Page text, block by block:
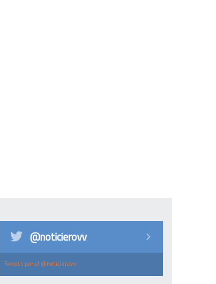
@noticierovv
Tweets por el @noticierovv.